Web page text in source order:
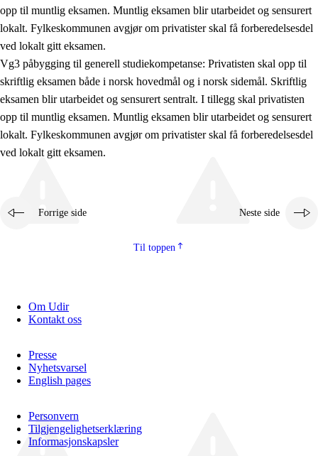
opp til muntlig eksamen. Muntlig eksamen blir utarbeidet og sensurert
lokalt. Fylkeskommunen avgjør om privatister skal få forberedelsesdel
ved lokalt gitt eksamen.
Vg3 påbygging til generell studiekompetanse: Privatisten skal opp til
skriftlig eksamen både i norsk hovedmål og i norsk sidemål. Skriftlig
eksamen blir utarbeidet og sensurert sentralt. I tillegg skal privatisten
opp til muntlig eksamen. Muntlig eksamen blir utarbeidet og sensurert
lokalt. Fylkeskommunen avgjør om privatister skal få forberedelsesdel
ved lokalt gitt eksamen.
Forrige side Neste side
Til toppen
Om Udir
Kontakt oss
Presse
Nyhetsvarsel
English pages
Personvern
Tilgjengelighetserklæring
Informasjonskapsler